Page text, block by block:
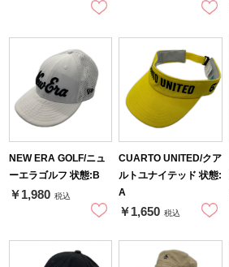
NEW ERA GOLF/ニュ
ーエラゴルフ 状態:B
￥1,980 税込
CUARTO UNITED/クア
ルトユナイテッド 状態:
A
￥1,650 税込